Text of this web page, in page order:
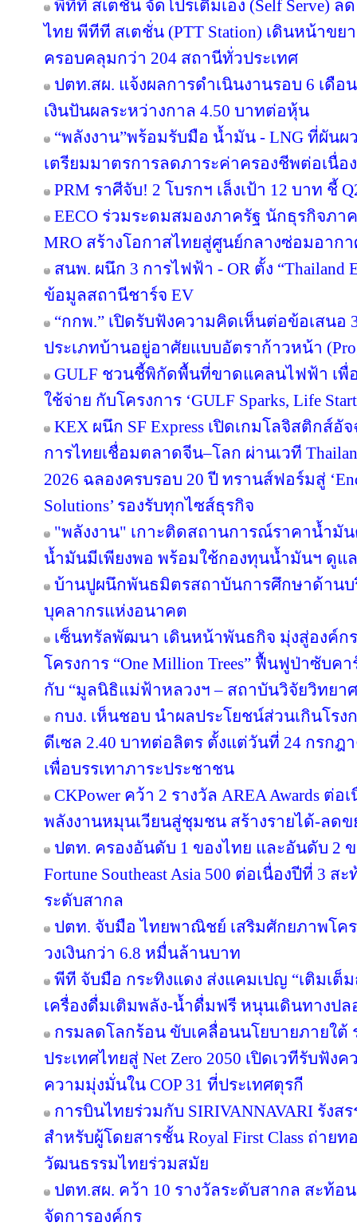
พีทีที สเตชั่น จัดโปรเติมเอง (Self Serve)
ไทย พีทีที สเตชั่น (PTT Station) เดินหน้าขยา
ครอบคลุมกว่า 204 สถานีทั่วประเทศ
ปตท.สผ. แจ้งผลการดำเนินงานรอบ 6 เดือ
เงินปันผลระหว่างกาล 4.50 บาทต่อหุ้น
“พลังงาน”พร้อมรับมือ น้ำมัน - LNG ที่ผันผ
เตรียมมาตรการลดภาระค่าครองชีพต่อเนื่อง
PRM ราศีจับ! 2 โบรกฯ เล็งเป้า 12 บาท ชี้
EECO ร่วมระดมสมองภาครัฐ นักธุรกิจภ
MRO สร้างโอกาสไทยสู่ศูนย์กลางซ่อมอาก
สนพ. ผนึก 3 การไฟฟ้า - OR ตั้ง “Thailand
ข้อมูลสถานีชาร์จ EV
“กกพ.” เปิดรับฟังความคิดเห็นต่อข้อเสน
ประเภทบ้านอยู่อาศัยแบบอัตราก้าวหน้า
GULF ชวนชี้พิกัดพื้นที่ขาดแคลนไฟฟ้า เพื่
ใช้จ่าย กับโครงการ ‘GULF Sparks, Life
KEX ผนึก SF Express เปิดเกมโลจิสติกส์
การไทยเชื่อมตลาดจีน–โลก ผ่านเวที
2026 ฉลองครบรอบ 20 ปี ทรานส์ฟอร์มสู่
Solutions’ รองรับทุกไซส์ธุรกิจ
"พลังงาน" เกาะติดสถานการณ์ราคาน้ำมั
น้ำมันมีเพียงพอ พร้อมใช้กองทุนน้ำมันฯ ดูแ
บ้านปูผนึกพันธมิตรสถาบันการศึกษาด้าน
บุคลากรแห่งอนาคต
เซ็นทรัลพัฒนา เดินหน้าพันธกิจ มุ่งสู่องค์กร
โครงการ “One Million Trees” ฟื้นฟูป่าซับค
กับ “มูลนิธิแม่ฟ้าหลวงฯ – สถาบันวิจัยวิทยา
กบง. เห็นชอบ นำผลประโยชน์ส่วนเกินโร
ดีเซล 2.40 บาทต่อลิตร ตั้งแต่วันที่ 24 กรกฎ
เพื่อบรรเทาภาระประชาชน
CKPower คว้า 2 รางวัล AREA Awards ต่
พลังงานหมุนเวียนสู่ชุมชน สร้างรายได้-ลดข
ปตท. ครองอันดับ 1 ของไทย และอันดับ 2
Fortune Southeast Asia 500 ต่อเนื่องปีที่ 3
ระดับสากล
ปตท. จับมือ ไทยพาณิชย์ เสริมศักยภาพโค
วงเงินกว่า 6.8 หมื่นล้านบาท
พีที จับมือ กระทิงแดง ส่งแคมเปญ “เติมเต็
เครื่องดื่มเติมพลัง-น้ำดื่มฟรี หนุนเดินทางป
กรมลดโลกร้อน ขับเคลื่อนนโยบายภายใต้
ประเทศไทยสู่ Net Zero 2050 เปิดเวทีรับฟั
ความมุ่งมั่นใน COP 31 ที่ประเทศตุรกี
การบินไทยร่วมกับ SIRIVANNAVARI รังส
สำหรับผู้โดยสารชั้น Royal First Class ถ่าย
วัฒนธรรมไทยร่วมสมัย
ปตท.สผ. คว้า 10 รางวัลระดับสากล สะท้อ
จัดการองค์กร